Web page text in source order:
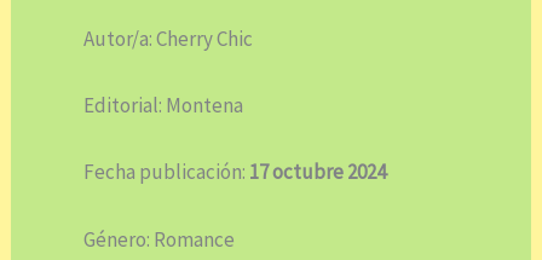
Autor/a: Cherry Chic
Editorial: Montena
Fecha publicación: 17 octubre 2024
Género: Romance